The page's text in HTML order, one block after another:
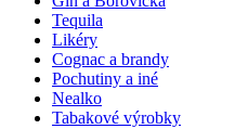
Tequila
Likéry
Cognac a brandy
Pochutiny a iné
Nealko
Tabakové výrobky